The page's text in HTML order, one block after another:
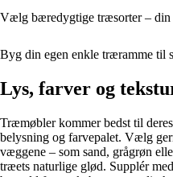
Vælg bæredygtige træsorter – din
Byg din egen enkle træramme til
Lys, farver og
Træmøbler kommer bedst til
belysning og farvepalet. Vælg
væggene – som sand, grågrøn
træets naturlige glød. Supplér